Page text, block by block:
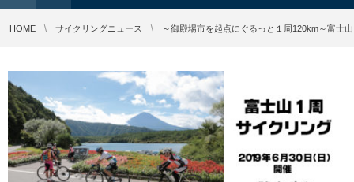
HOME サイクリングニュース ～御殿場市を起点にぐるっと１周120km～富士